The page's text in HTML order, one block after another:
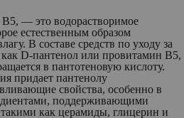
— это водорастворимое
естественным образом
В составе средств по уходу за
D-пантенол или провитамин B5,
в пантотеновую кислоту.
придает пантенолу
свойства, особенно в
поддерживающими
как церамиды, глицерин и